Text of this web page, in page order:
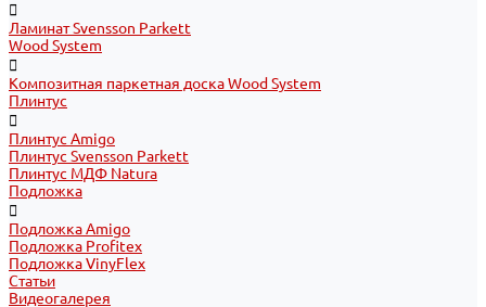
Ламинат Svensson Parkett
Wood System
Композитная паркетная доска Wood System
Плинтус
Плинтус Amigo
Плинтус Svensson Parkett
Плинтус МДФ Natura
Подложка
Подложка Amigo
Подложка Profitex
Подложка VinyFlex
Статьи
Видеогалерея